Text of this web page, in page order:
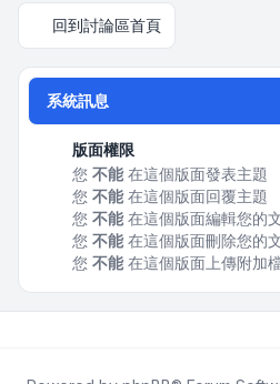
回到討論區首頁
系統訊息
版面權限
您 不能在這個版面發表主題
您 不能在這個版面回覆主題
您 不能在這個版面編輯您的
您 不能在這個版面刪除您的
您 不能在這個版面上傳附加